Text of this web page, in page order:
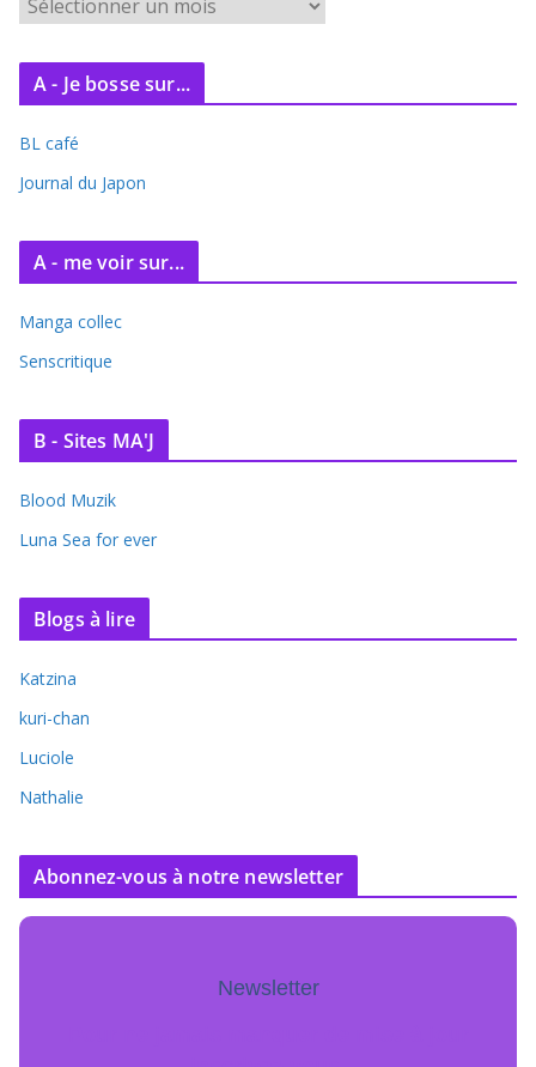
r
c
v
e
A - Je bosse sur...
BL café
Journal du Japon
A - me voir sur...
Manga collec
Senscritique
B - Sites MA'J
Blood Muzik
Luna Sea for ever
Blogs à lire
Katzina
kuri-chan
Luciole
Nathalie
Abonnez-vous à notre newsletter
Newsletter